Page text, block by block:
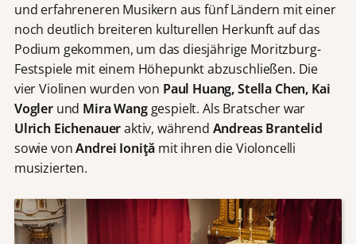
und erfahreneren Musikern aus fünf Ländern mit einer
noch deutlich breiteren kulturellen Herkunft auf das
Podium gekommen, um das diesjährige Moritzburg-
Festspiele mit einem Höhepunkt abzuschließen. Die
vier Violinen wurden von Paul Huang, Stella Chen, Kai
Voglerund Mira Wanggespielt. Als Bratscher war
Ulrich Eichenaueraktiv, während Andreas Brantelid
sowie vonAndrei Ioniţă mit ihren die Violoncelli
musizierten.